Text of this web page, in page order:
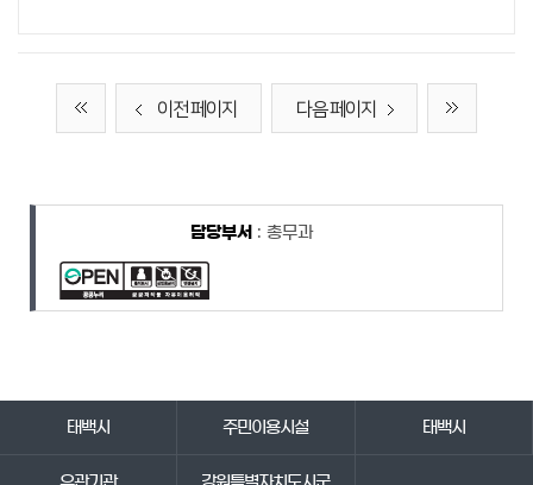
이전 페이지 다음 페이지
담당자 정보
담당부서 : 총무과
태백시 주민이용시설 태백시